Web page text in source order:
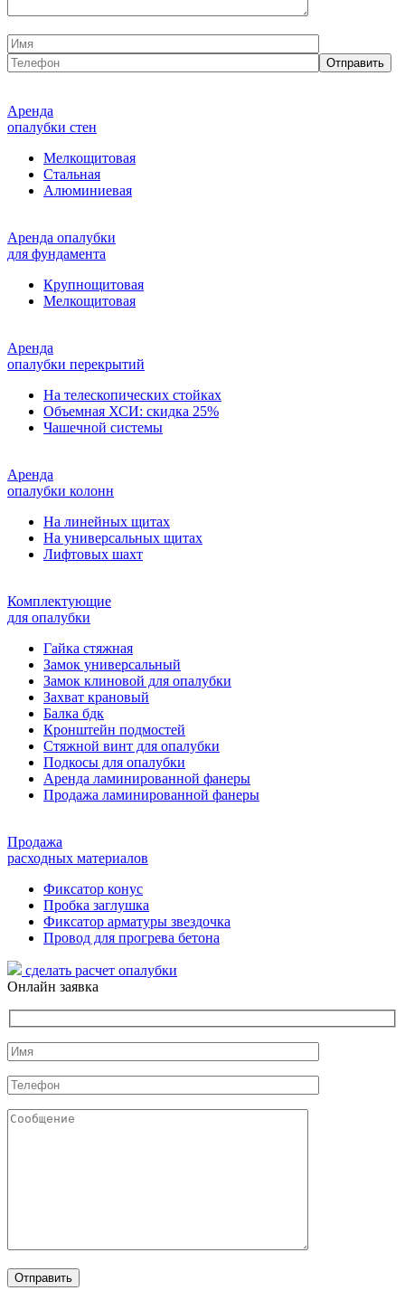
Аренда
опалубки стен
Мелкощитовая
Стальная
Алюминиевая
Аренда опалубки
для фундамента
Крупнощитовая
Мелкощитовая
Аренда
опалубки перекрытий
На телескопических стойках
Объемная ХСИ: скидка 25%
Чашечной системы
Аренда
опалубки колонн
На линейных щитах
На универсальных щитах
Лифтовых шахт
Комплектующие
для опалубки
Гайка стяжная
Замок универсальный
Замок клиновой для опалубки
Захват крановый
Балка бдк
Кронштейн подмостей
Стяжной винт для опалубки
Подкосы для опалубки
Аренда ламинированной фанеры
Продажа ламинированной фанеры
Продажа
расходных материалов
Фиксатор конус
Пробка заглушка
Фиксатор арматуры звездочка
Провод для прогрева бетона
сделать расчет опалубки
Онлайн заявка